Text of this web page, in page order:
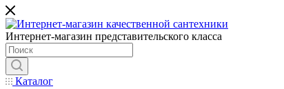
Интернет-магазин представительского класса
Каталог